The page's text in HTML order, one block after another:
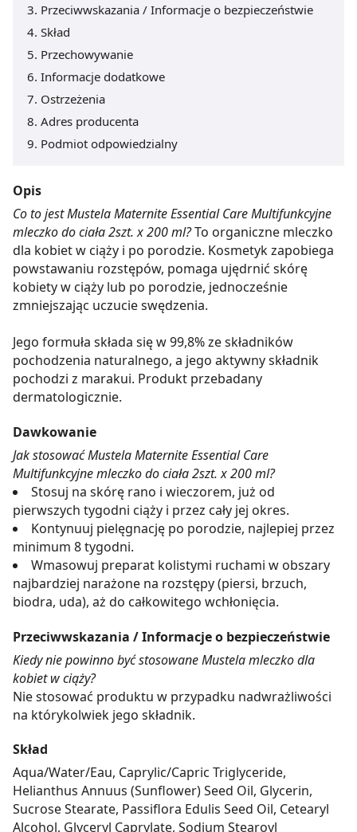
Przeciwwskazania / Informacje o bezpieczeństwie
Skład
Przechowywanie
Informacje dodatkowe
Ostrzeżenia
Adres producenta
Podmiot odpowiedzialny
Opis
Co to jest Mustela Maternite Essential Care Multifunkcyjne
mleczko do ciała 2szt. x 200 ml?To organiczne mleczko
dla kobiet w ciąży i po porodzie. Kosmetyk zapobiega
powstawaniu rozstępów, pomaga ujędrnić skórę
kobiety w ciąży lub po porodzie, jednocześnie
zmniejszając uczucie swędzenia.
Jego formuła składa się w 99,8% ze składników
pochodzenia naturalnego, a jego aktywny składnik
pochodzi z marakui. Produkt przebadany
dermatologicznie.
Dawkowanie
Jak stosować Mustela Maternite Essential Care
Multifunkcyjne mleczko do ciała 2szt. x 200 ml?
Stosuj na skórę rano i wieczorem, już od
pierwszych tygodni ciąży i przez cały jej okres.
Kontynuuj pielęgnację po porodzie, najlepiej przez
minimum 8 tygodni.
Wmasowuj preparat kolistymi ruchami w obszary
najbardziej narażone na rozstępy (piersi, brzuch,
biodra, uda), aż do całkowitego wchłonięcia.
Przeciwwskazania / Informacje o bezpieczeństwie
Kiedy nie powinno być stosowane Mustela mleczko dla
kobiet w ciąży?
Nie stosować produktu w przypadku nadwrażliwości
na którykolwiek jego składnik.
Skład
Aqua/Water/Eau, Caprylic/Capric Triglyceride,
Helianthus Annuus (Sunflower) Seed Oil, Glycerin,
Sucrose Stearate, Passiflora Edulis Seed Oil, Cetearyl
Alcohol, Glyceryl Caprylate, Sodium Stearoyl